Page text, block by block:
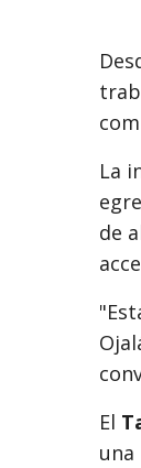
La
de
El